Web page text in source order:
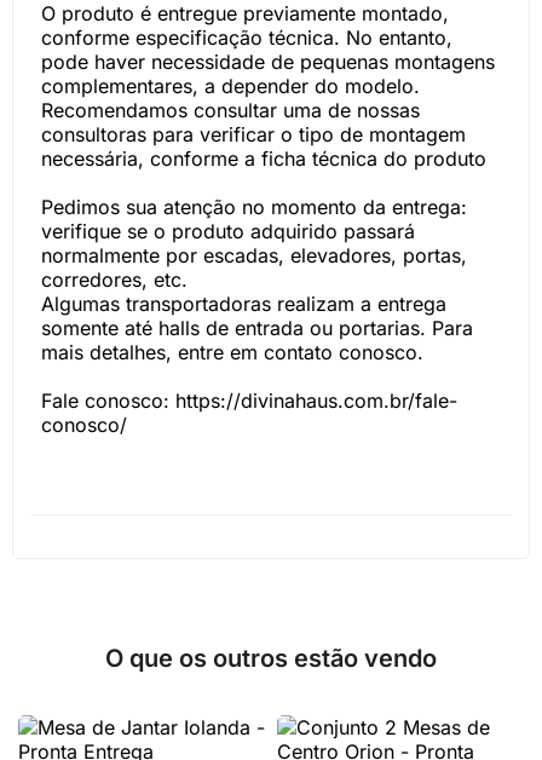
O produto é entregue previamente montado,
conforme especificação técnica. No entanto,
pode haver necessidade de pequenas montagens
complementares, a depender do modelo.
Recomendamos consultar uma de nossas
consultoras para verificar o tipo de montagem
necessária, conforme a ficha técnica do produto
Pedimos sua atenção no momento da entrega:
verifique se o produto adquirido passará
normalmente por escadas, elevadores, portas,
corredores, etc.
Algumas transportadoras realizam a entrega
somente até halls de entrada ou portarias. Para
mais detalhes, entre em contato conosco.
Fale conosco: https://divinahaus.com.br/fale-
conosco/
O que os outros estão vendo